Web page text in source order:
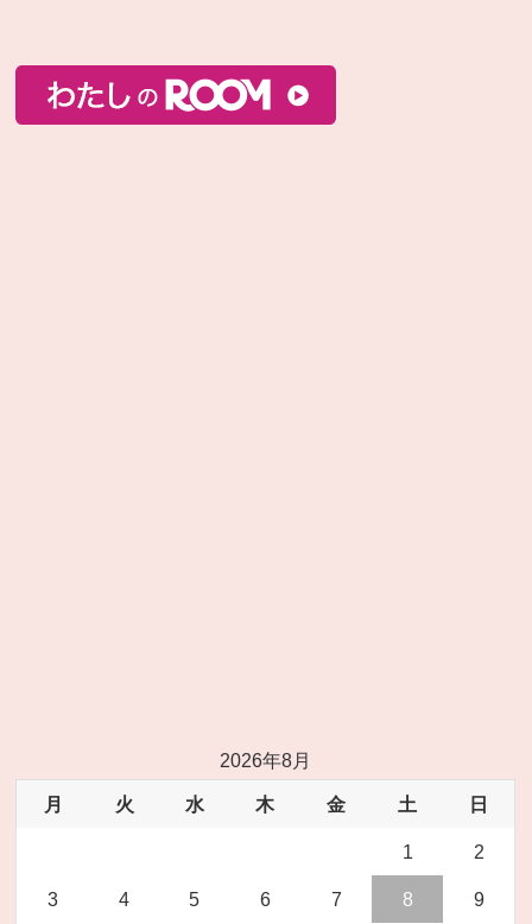
2026年8月
月 火 水 木 金 土 日
1 2
3 4 5 6 7 8 9